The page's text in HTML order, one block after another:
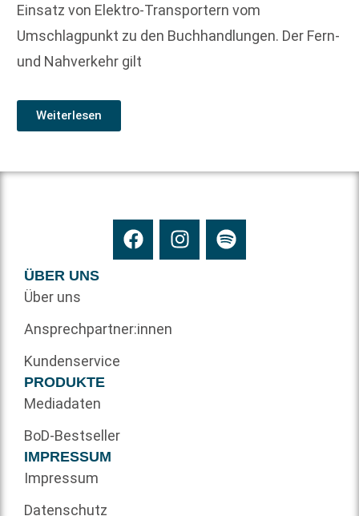
Einsatz von Elektro-Transportern vom
Umschlagpunkt zu den Buchhandlungen. Der Fern-
und Nahverkehr gilt
Weiterlesen
ÜBER UNS
Über uns
Ansprechpartner:innen
Kundenservice
PRODUKTE
Mediadaten
BoD-Bestseller
IMPRESSUM
Impressum
Datenschutz